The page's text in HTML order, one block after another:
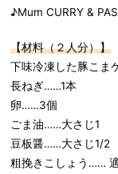
♪Mum CURRY &
【材料（２人分）】
下味冷凍した豚こま
長ねぎ……1本
卵……3個
ごま油……大さじ1
豆板醤……大さじ1/2
粗挽きこしょう……